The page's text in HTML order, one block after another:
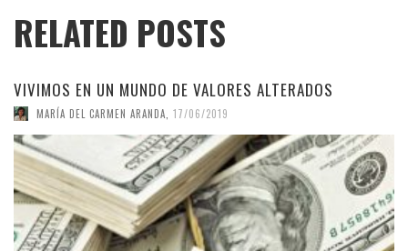
RELATED POSTS
VIVIMOS EN UN MUNDO DE VALORES ALTERADOS
MARÍA DEL CARMEN ARANDA, 17/06/2019